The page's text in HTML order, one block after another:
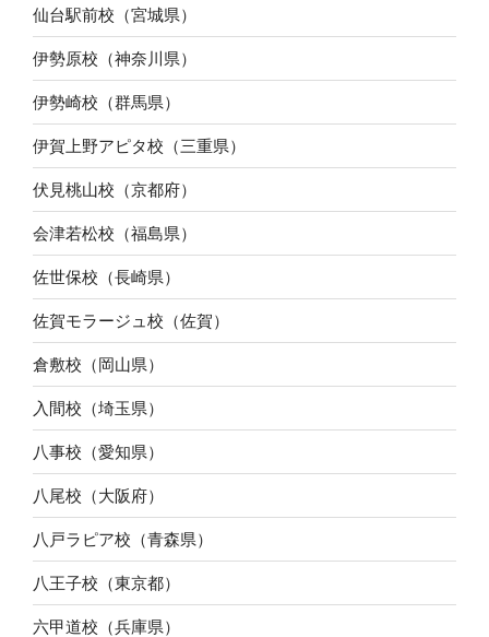
仙台駅前校（宮城県）
伊勢原校（神奈川県）
伊勢崎校（群馬県）
伊賀上野アピタ校（三重県）
伏見桃山校（京都府）
会津若松校（福島県）
佐世保校（長崎県）
佐賀モラージュ校（佐賀）
倉敷校（岡山県）
入間校（埼玉県）
八事校（愛知県）
八尾校（大阪府）
八戸ラピア校（青森県）
八王子校（東京都）
六甲道校（兵庫県）